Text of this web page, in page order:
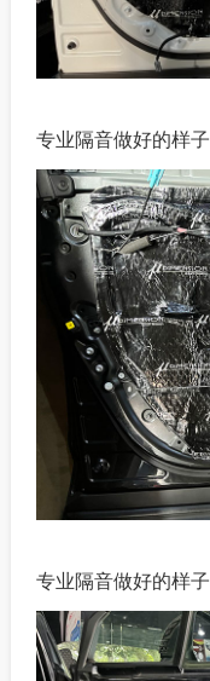
专业隔音做好的样子
专业隔音做好的样子